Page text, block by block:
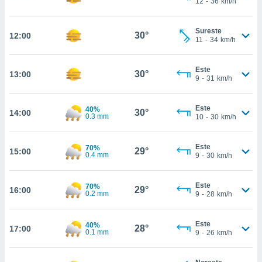
te
se
Puedes
web a
12:00 30°
Sureste
11 - 34 km/h
13:00 30°
Este
9 - 31 km/h
14:00
40%
0.3 mm
30°
Este
10 - 30 km/h
15:00
70%
0.4 mm
29°
Este
9 - 30 km/h
16:00
70%
0.2 mm
29°
Este
9 - 28 km/h
17:00
40%
0.1 mm
28°
Este
9 - 26 km/h